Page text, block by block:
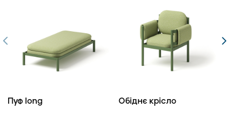
Пуф long Обіднє крісло